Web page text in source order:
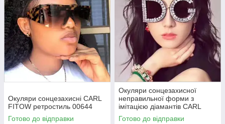
Окуляри сонцезахисні CARL
FITOW ретростиль 00644
Готово до відправки
Окуляри сонцезахисної
неправильної форми з
імітацією діамантів CARL
FITOW 00649
Готово до відправки